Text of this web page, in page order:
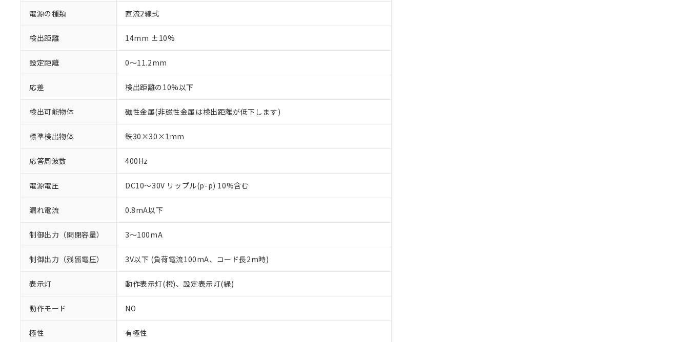
電源の種類 直流2線式
検出距離 14mm ±10%
設定距離 0～11.2mm
応差 検出距離の10%以下
検出可能物体 磁性金属(非磁性金属は検出距離が低下します)
標準検出物体 鉄30×30×1mm
応答周波数 400Hz
電源電圧 DC10～30V リップル(p-p) 10%含む
漏れ電流 0.8mA以下
制御出力（開閉容量） 3～100mA
制御出力（残留電圧） 3V以下 (負荷電流100mA、コード長2m時)
表示灯 動作表示灯(橙)、設定表示灯(緑)
動作モード NO
極性 有極性
ご利用条件
※1 対応状況
対応済み：EU RoHS指令（10物質）の非含有に対応した製品が提供可能な商品です。